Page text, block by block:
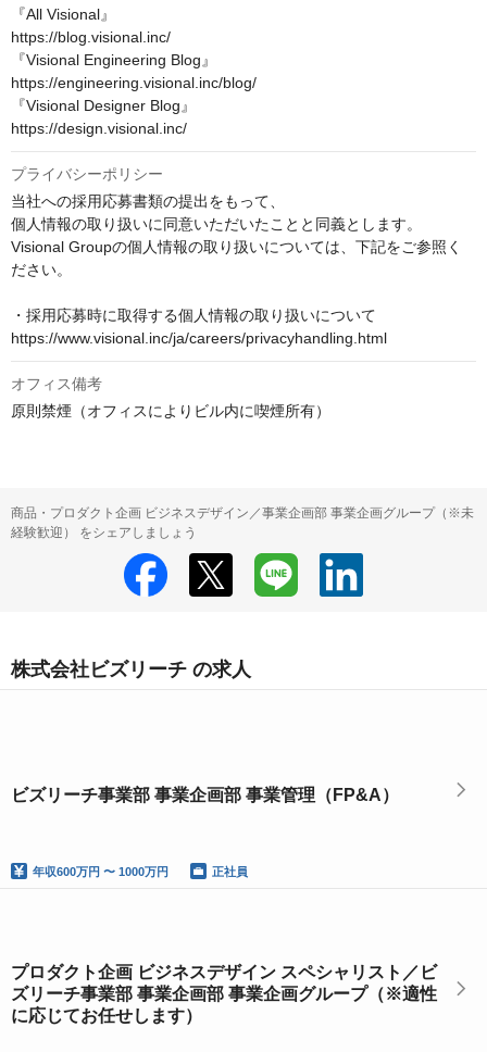
『All Visional』
https://blog.visional.inc/
『Visional Engineering Blog』
https://engineering.visional.inc/blog/
『Visional Designer Blog』
https://design.visional.inc/
プライバシーポリシー
当社への採用応募書類の提出をもって、
個人情報の取り扱いに同意いただいたことと同義とします。
Visional Groupの個人情報の取り扱いについては、下記をご参照く
ださい。
・採用応募時に取得する個人情報の取り扱いについて
https://www.visional.inc/ja/careers/privacyhandling.html
オフィス備考
原則禁煙（オフィスによりビル内に喫煙所有）
商品・プロダクト企画 ビジネスデザイン／事業企画部 事業企画グループ（※未
経験歓迎） をシェアしましょう
株式会社ビズリーチ の求人
ビズリーチ事業部 事業企画部 事業管理（FP&A）
年収600万円 〜 1000万円 正社員
プロダクト企画 ビジネスデザイン スペシャリスト／ビ
ズリーチ事業部 事業企画部 事業企画グループ（※適性
に応じてお任せします）